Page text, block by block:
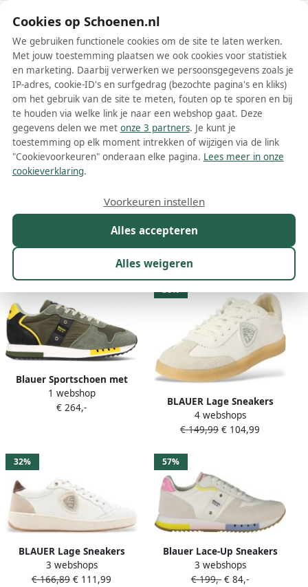
Schoenen.nl
Wis filters Alle filters
Blauer lage sneakers
Meer lezen
Kleur Prijs
122 resultaten:
Blauer Sportschoen met
Contrasterende Details en
Logo Groen Heren
1 webshop
€ 264,-
30%
BLAUER Lage Sneakers
Dames Aurora01 Maat: 36
Materiaal: Leer Kleur: Wit
4 webshops
€ 149,99 € 104,99
32%
BLAUER Lage Sneakers
Dames Olympia21 Maat: 38
Materiaal: Leer Kleur: Wit
3 webshops
€ 166,89 € 111,99
57%
Blauer Lace-Up Sneakers
met Uitneembare
Binnenzool
3 webshops
€ 199,- € 84,-
Cookies op Schoenen.nl
We gebruiken functionele cookies om de site te laten werken.
Met jouw toestemming plaatsen we ook cookies voor statistiek
en marketing. Daarbij verwerken we persoonsgegevens zoals je
IP-adres, cookie-ID's en surfgedrag (bezochte pagina's en kliks)
om het gebruik van de site te meten, fouten op te sporen en bij
te houden via welke link je naar een webshop gaat. Deze
gegevens delen we met onze 3 partners. Je kunt je
toestemming op elk moment intrekken of wijzigen via de link
"Cookievoorkeuren" onderaan elke pagina. Lees meer in onze
cookieverklaring.
Alles accepteren
Alles weigeren
Voorkeuren instellen